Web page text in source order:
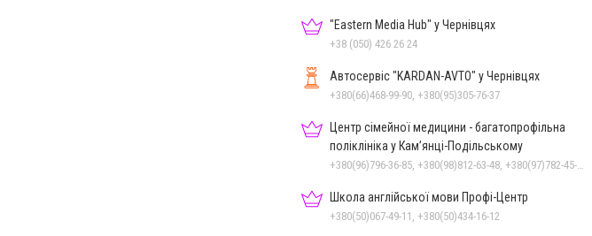
"Eastern Media Hub" у Чернівцях
+38 (050) 426 26 24
Автосервіс "KARDAN-AVTO" у Чернівцях
+380(66)468-99-90, +380(95)305-76-37
Центр сімейної медицини - багатопрофільна
поліклініка у Кам’янці-Подільському
Школа англійської мови Профі-Центр
+380(50)067-49-11, +380(50)434-16-12